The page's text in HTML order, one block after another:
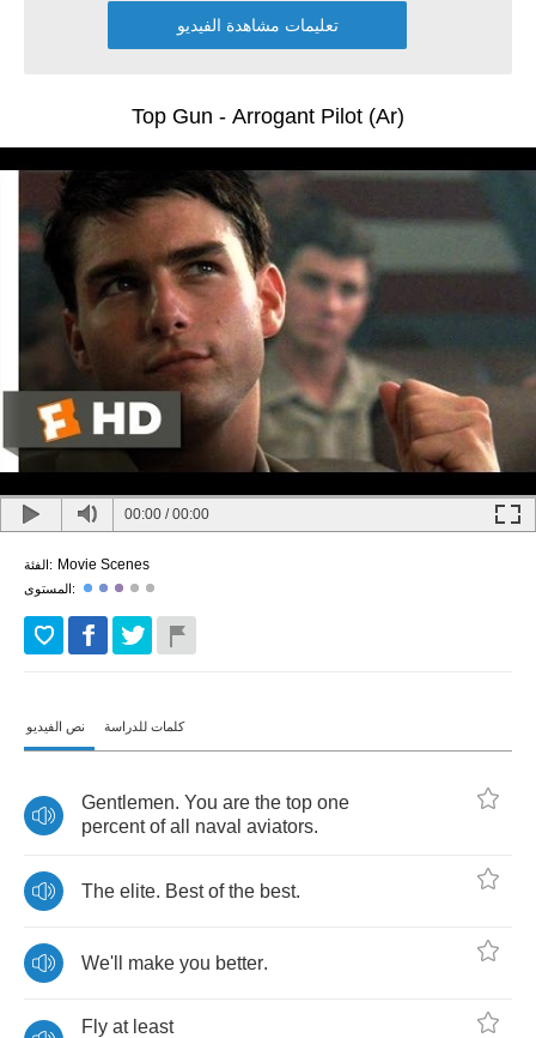
تعليمات مشاهدة الفيديو
Top Gun - Arrogant Pilot (Ar)
00:00 /00:00
الفئة: Movie Scenes
المستوى:
نص الفيديو كلمات للدراسة
Gentlemen. You are the top one
percent of all naval aviators.
The elite. Best of the best.
We'll make you better.
Fly at least